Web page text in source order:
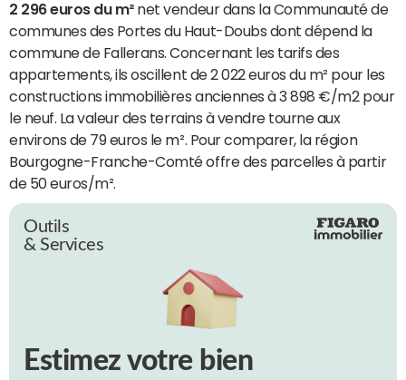
2 296 euros du m²net vendeur dans la Communauté de
communes des Portes du Haut-Doubs dont dépend la
commune de Fallerans. Concernant les tarifs des
appartements, ils oscillent de 2 022 euros du m² pour les
constructions immobilières anciennes à 3 898 €/m2 pour
le neuf. La valeur des terrains à vendre tourne aux
environs de 79 euros le m². Pour comparer, la région
Bourgogne-Franche-Comté offre des parcelles à partir
de 50 euros/m².
Outils
& Services
Estimez votre bien